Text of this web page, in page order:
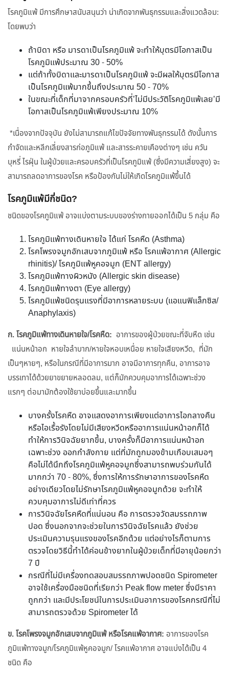
โรคภูมิแพ้ มีการศึกษาสนับสนุนว่า น่าเกิดจากพันธุกรรมและสิ่งแวดล้อม:
โดยพบว่า
ถ้าบิดา หรือ มารดาเป็นโรคภูมิแพ้ จะทำให้บุตรมีโอกาสเป็น
โรคภูมิแพ้ประมาณ 30 - 50%
แต่ถ้าทั้งบิดาและมารดาเป็นโรคภูมิแพ้ จะมีผลให้บุตรมีโอกาส
เป็นโรคภูมิแพ้มากขึ้นถึงประมาณ 50 - 70%
ในขณะที่เด็กที่มาจากครอบครัวที่’ไม่มีประวัติโรคภูมิแพ้เลย’มี
โอกาสเป็นโรคภูมิแพ้เพียงประมาณ 10%
*เนื่องจากปัจจุบัน ยังไม่สามารถแก้ไขปัจจัยทางพันธุกรรมได้ ดังนั้นการ
กำจัดและหลีกเลี่ยงสารก่อภูมิแพ้ และสารระคายเคืองต่างๆ เช่น ควัน
บุหรี่ ไรฝุ่น ในผู้ป่วยและครอบครัวที่เป็นโรคภูมิแพ้ (ซึ่งมีความเสี่ยงสูง) จะ
สามารถลดอาการของโรค หรือป้องกันไม่ให้เกิดโรคภูมิแพ้ขึ้นได้
โรคภูมิแพ้มีกี่ชนิด?
ชนิดของโรคภูมิแพ้ อาจแบ่งตามระบบของร่างกายออกได้เป็น 5 กลุ่ม คือ
โรคภูมิแพ้ทางเดินหายใจ ได้แก่ โรคหืด (Asthma)
โรคโพรงจมูกอักเสบจากภูมิแพ้ หรือ โรคแพ้อากาศ (Allergic
rhinitis)/ โรคภูมิแพ้หูคอจมูก (ENT allergy)
โรคภูมิแพ้ทางผิวหนัง (Allergic skin disease)
โรคภูมิแพ้ทางตา (Eye allergy)
โรคภูมิแพ้ชนิดรุนแรงที่มีอาการหลายระบบ (แอแนฟิแล็กซิส/
Anaphylaxis)
ก.โรคภูมิแพ้ทางเดินหายใจ/โรคหืด: อาการของผู้ป่วยขณะที่จับหืด เช่น
แน่นหน้าอก หายใจลำบาก/หายใจหอบเหนื่อย หายใจเสียงหวีด, ที่มัก
เป็นๆหายๆ, หรือในกรณีที่มีอาการมาก อาจมีอาการทุกคืน, อาการอาจ
บรรเทาได้ด้วยยาขยายหลอดลม, แต่ก็มักควบคุมอาการได้เฉพาะช่วง
แรกๆ ต่อมามักต้องใช้ยาบ่อยขึ้นและมากขึ้น
บางครั้งโรคหืด อาจแสดงอาการเพียงแต่อาการไอกลางคืน
หรือไอเรื้อรังโดยไม่มีเสียงหวีดหรืออาการแน่นหน้าอกก็ได้
ทำให้การวินิจฉัยยากขึ้น, บางครั้งก็มีอาการแน่นหน้าอก
เฉพาะช่วง ออกกำลังกาย แต่ที่มักถูกมองข้ามเกือบเสมอๆ
คือไม่ได้นึกถึงโรคภูมิแพ้หูคอจมูกซึ่งสามารถพบร่วมกันได้
มากกว่า 70 - 80%, ซึ่งการให้การรักษาอาการของโรคหืด
อย่างเดียวโดยไม่รักษาโรคภูมิแพ้หูคอจมูกด้วย จะทำให้
ควบคุมอาการไม่ดีเท่าที่ควร
การวินิจฉัยโรคหืดที่แน่นอน คือ การตรวจวัดสมรรถภาพ
ปอด ซึ่งนอกจากจะช่วยในการวินิจฉัยโรคแล้ว ยังช่วย
ประเมินความรุนแรงของโรคอีกด้วย แต่อย่างไรก็ตามการ
ตรวจโดยวิธีนี้ทำได้ค่อนข้างยากในผู้ป่วยเด็กที่มีอายุน้อยกว่า
7 ปี
กรณีที่ไม่มีเครื่องทดสอบสมรรถภาพปอดชนิด Spirometer
อาจใช้เครื่องมือชนิดที่เรียกว่า Peak flow meter ซึ่งมีราคา
ถูกกว่า และมีประโยชน์ในการประเมินอาการของโรคกรณีที่ไม่
สามารถตรวจด้วย Spirometer ได้
ข. โรคโพรงจมูกอักเสบจากภูมิแพ้ หรือโรคแพ้อากาศ: อาการของโรค
ภูมิแพ้ทางจมูก/โรคภูมิแพ้หูคอจมูก/ โรคแพ้อากาศ อาจแบ่งได้เป็น 4
ชนิด คือ